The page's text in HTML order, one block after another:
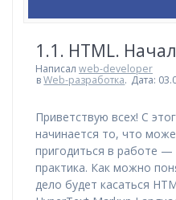
1.1. HTML.
Написал web-developer
вWeb-разработка. Дата:
Приветствую всех! С
начинается то, что
пригодиться в работе —
практика. Как можно
дело будет касаться